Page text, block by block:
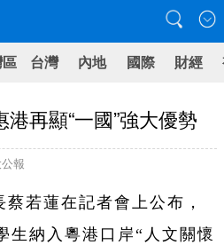
台灣 內地 國際 財經
港再顯“一國”強大優勢
報
若蓮在記者會上公布，
生納入粵港口岸“人文關懷